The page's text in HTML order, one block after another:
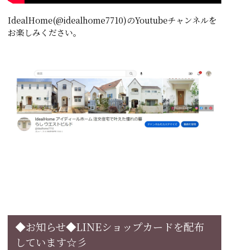
IdealHome(@idealhome7710)のYoutubeチャンネルを
お楽しみください。
◆お知らせ◆LINEショップカードを配布
しています☆彡